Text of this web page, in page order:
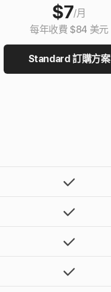
$7/月
每年收費 $84 美元
Standard 訂購方案